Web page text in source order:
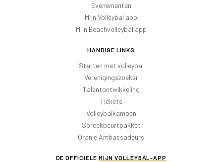
Evenementen
Mijn Volleybal app
Mijn Beachvolleybal app
HANDIGE LINKS
Starten met volleybal
Verenigingszoeker
Talentontwikkeling
Tickets
Volleybalkampen
Spreekbeurtpakket
Oranje Ambassadeurs
DE OFFICIËLE MIJN VOLLEYBAL-APP